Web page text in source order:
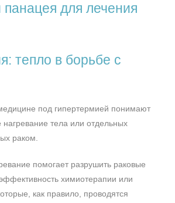
для лечения
тепло в борьбе с
под гипертермией понимают
тела или отдельных
раком.
помогает разрушить раковые
химиотерапии или
как правило, проводятся